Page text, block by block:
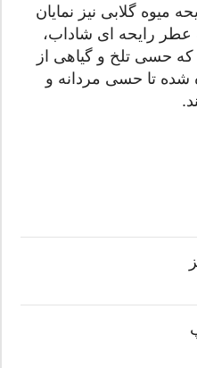
میوه گلابی نیز نمایان
عطر رایحه ای شاداب،
حسی تلخ و گیاهی از
شده تا حسی مردانه و